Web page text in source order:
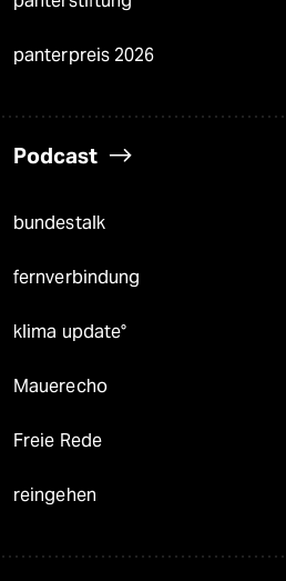
panterpreis 2026
Podcast
bundestalk
fernverbindung
klima update°
Mauerecho
Freie Rede
reingehen